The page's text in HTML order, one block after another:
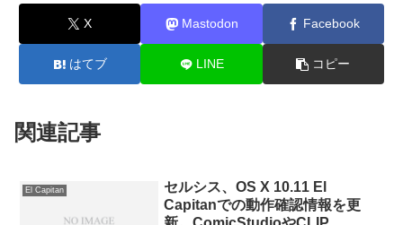
X Mastodon Facebook
はてブ LINE コピー
関連記事
El Capitan
セルシス、OS X 10.11 El
Capitanでの動作確認情報を更